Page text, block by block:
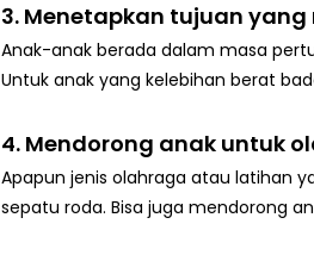
3. Menetapkan tujuan
Anak-anak berada dalam masa
Untuk anak yang kelebihan berat
4. Mendorong anak untuk
Apapun jenis olahraga atau latihan
sepatu roda. Bisa juga mendorong